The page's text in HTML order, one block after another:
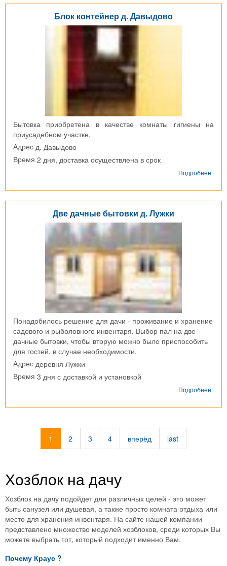
Блок контейнер д. Давыдово
Бытовка приобретена в качестве комнаты гигиены на
приусадебном участке.
Адрес д. Давыдово
Время 2 дня, доставка осуществлена в срок
Подробнее
Две дачные бытовки д. Лужки
Понадобилось решение для дачи - проживание и хранение
садового и рыболовного инвентаря. Выбор пал на две
дачные бытовки, чтобы вторую можно было приспособить
для гостей, в случае необходимости.
Адрес деревня Лужки
Время 3 дня с доставкой и установкой
Подробнее
1 2 3 4 вперёд last
Хозблок на дачу
Хозблок на дачу подойдет для различных целей - это может
быть санузел или душевая, а также просто комната отдыха или
место для хранения инвентаря. На сайте нашей компании
представлено множество моделей хозблоков, среди которых Вы
можете выбрать тот, который подходит именно Вам.
Почему Краус ?